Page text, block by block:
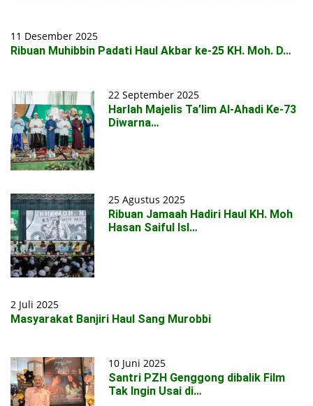
11 Desember 2025
Ribuan Muhibbin Padati Haul Akbar ke-25 KH. Moh. D…
22 September 2025
Harlah Majelis Ta’lim Al-Ahadi Ke-73
Diwarna…
25 Agustus 2025
Ribuan Jamaah Hadiri Haul KH. Moh
Hasan Saiful Isl…
2 Juli 2025
Masyarakat Banjiri Haul Sang Murobbi
10 Juni 2025
Santri PZH Genggong dibalik Film
Tak Ingin Usai di…